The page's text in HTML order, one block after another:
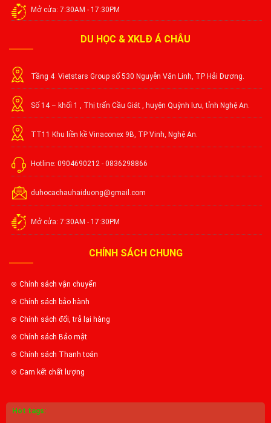
Mở cửa: 7:30AM - 17:30PM
DU HỌC & XKLĐ Á CHÂU
Tầng 4 Vietstars Group số 530 Nguyễn Văn Linh, TP Hải Dương.
Số 14 – khối 1 , Thị trấn Cầu Giát , huyện Quỳnh lưu, tỉnh Nghệ An.
TT11 Khu liền kề Vinaconex 9B, TP Vinh, Nghệ An.
Hotline: 0904690212 - 0836298866
duhocachauhaiduong@gmail.com
Mở cửa: 7:30AM - 17:30PM
CHÍNH SÁCH CHUNG
Chính sách vận chuyển
Chính sách bảo hành
Chính sách đổi, trả lại hàng
Chính sách Bảo mật
Chính sách Thanh toán
Cam kết chất lượng
Hot tags: